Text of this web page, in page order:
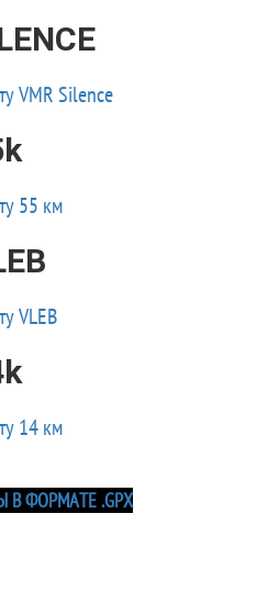
VMR Silence
55 км
VLEB
14 км
В ФОРМАТЕ .GPX